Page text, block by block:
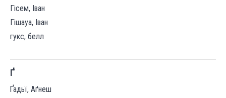
Гісем, Іван
Гішауа, Іван
гукс, белл
Ґ
Ґадьї, Аґнеш